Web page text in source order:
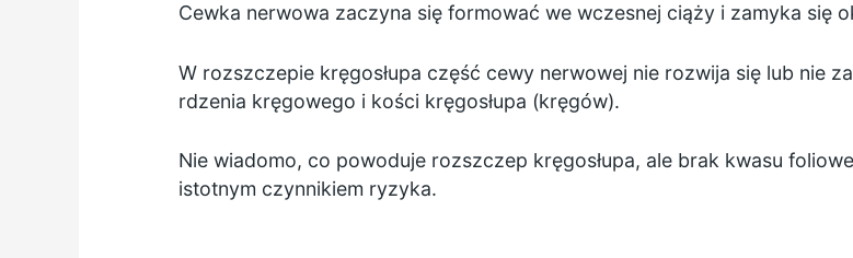
Cewka nerwowa zaczyna się formować we wczesnej ciąży i zamyka się
W rozszczepie kręgosłupa część cewy nerwowej nie rozwija się lub nie
rdzenia kręgowego i kości kręgosłupa (kręgów).
Nie wiadomo, co powoduje rozszczep kręgosłupa, ale brak kwasu
istotnym czynnikiem ryzyka.